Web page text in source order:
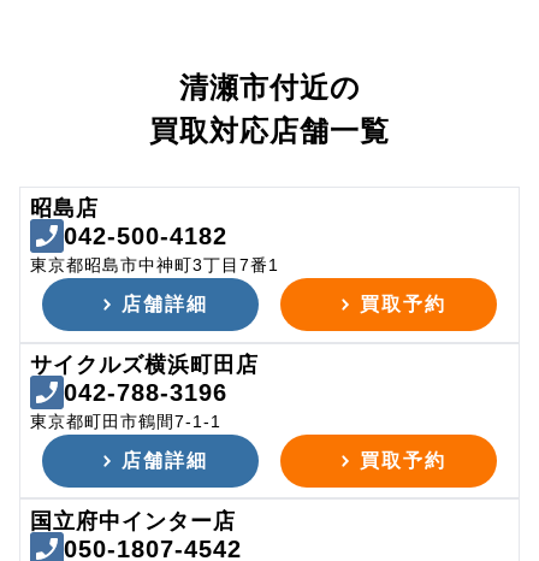
清瀬市付近の
買取対応店舗一覧
昭島店
042-500-4182
東京都昭島市中神町3丁目7番1
店舗詳細 買取予約
サイクルズ横浜町田店
042-788-3196
東京都町田市鶴間7-1-1
店舗詳細 買取予約
国立府中インター店
050-1807-4542